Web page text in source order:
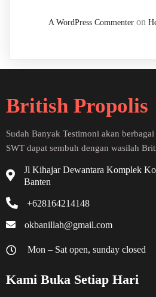
A WordPress Commenter on
British Propolis
Sudah Banyak Testimoni akan
SWT dapat sembuh dengan wasilah
Jl Kihajar Dewantara Komplek
Banten
+628164214148
okbanillah@gmail.com
Mon – Sat open, sunday closed
Kami Buka Setiap Hari